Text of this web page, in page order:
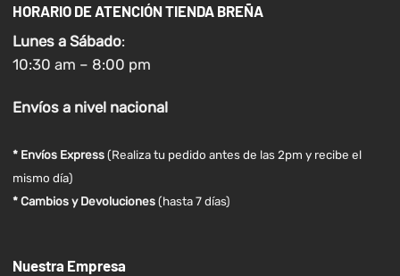
HORARIO DE ATENCIÓN TIENDA BREÑA
Lunes a Sábado:
10:30 am – 8:00 pm
Envíosa nivel nacional
* Envíos Express(Realiza tu pedido antes de las 2pm y recibe el
mismo día)
* Cambios y Devoluciones (hasta 7 días)
Nuestra Empresa